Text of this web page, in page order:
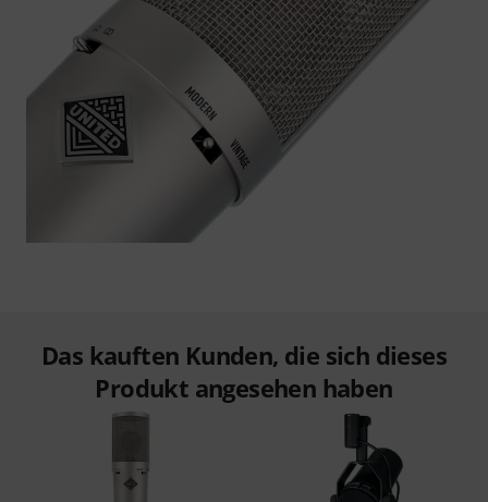
Das kauften Kunden, die sich dieses
Produkt angesehen haben